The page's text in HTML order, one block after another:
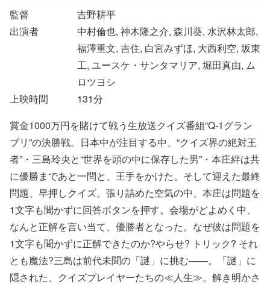
監督
吉野耕平
出演者
中村倫也, 神木隆之介, 森川葵, 水沢林太郎,
福澤重文, 吉住, 白宮みずほ, 大西利空, 坂東
工, ユースケ・サンタマリア, 堀田真由, ム
ロツヨシ
上映時間
131分
賞金1000万円を賭けて戦う生放送クイズ番組“Q‐1グラン
プリ”の決勝戦。日本中が注目する中、“クイズ界の絶対王
者”・三島玲央と“世界を頭の中に保存した男”・本庄絆は共
に優勝まであと一問と、王手をかけた。そして迎えた最終
問題、早押しクイズ。張り詰めた空気の中、本庄は問題を
1文字も聞かずに回答ボタンを押す。会場がどよめく中、
なんと正解を言い当て、優勝者となった。なぜ彼は問題を
1文字も聞かずに正解できたのか?やらせ? トリック? それ
とも魔法?三島は前代未聞の「謎」に挑む——。「謎」に
隠された、クイズプレイヤーたちの≪人生≫。解き明かさ